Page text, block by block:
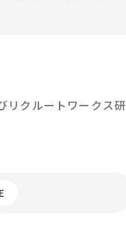
リクルートワークス研